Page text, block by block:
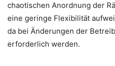
chaotischen Anordnung der
eine geringe Flexibilität
da bei Änderungen der
erforderlich werden.